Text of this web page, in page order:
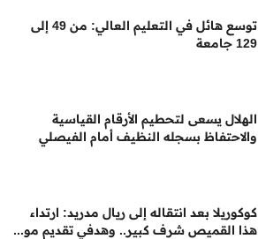
توسع هائل في التعليم العالي: من 49 إلى
129 جامعة
الهلال يسعى لتحطيم الأرقام القياسية
والاحتفاظ بسجله النظيف أمام الفيصلي
كوكوريلا بعد انتقاله إلى ريال مدريد: ارتداء
هذا القميص شرف كبير.. وهدفي تقديم مو...